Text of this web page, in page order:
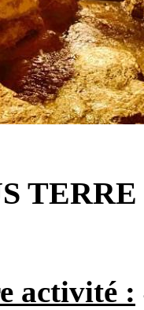
TERRE
activité :